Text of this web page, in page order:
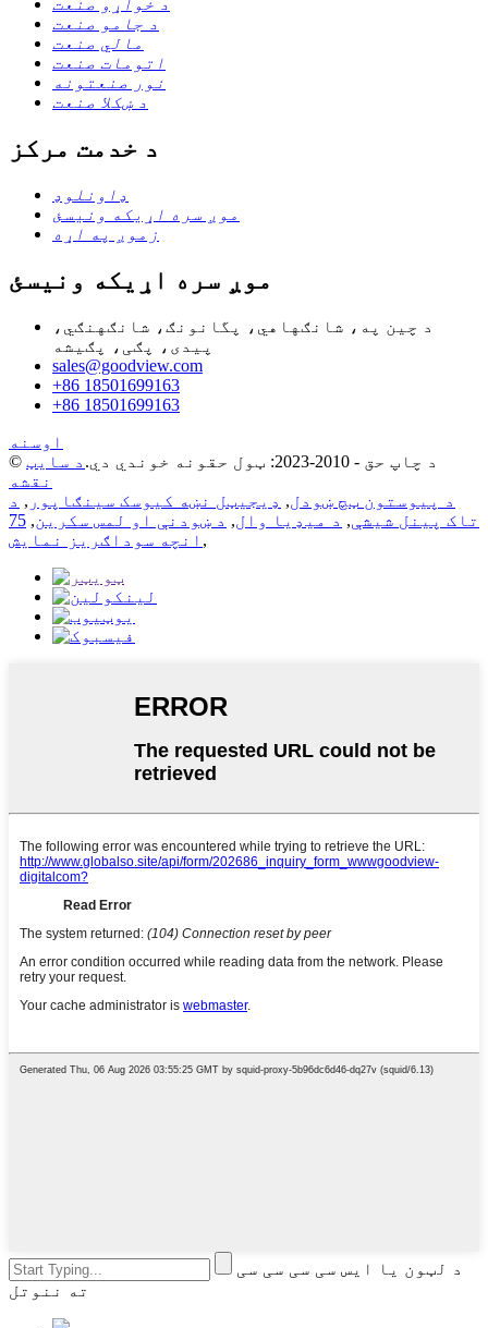
د خواړو صنعت
د جامو صنعت
مالي صنعت
اتومات صنعت
نور صنعتونه
د ښکلا صنعت
د خدمت مرکز
ډاونلوډ
موږ سره اړیکه ونیسئ
زموږ په اړه
موږ سره اړیکه ونیسئ
د چین په، شانګهاهي، پگانونګ، شانګهنګي،
پیدی، پګی، پګیشه
sales@goodview.com
+86 18501699163
+86 18501699163
اوسنه
© د چاپ حق - 2010-2023: ټول حقونه خوندي دي.
د سایټ
نقشه
د پیوستون ټچ ښودل, ډیجیټل نښه کیوسک سینګاپور , د
تاک پینل شیشې, د میډیا وال, د ښودنې او لمس سکرین,
75
انچه سوداګریز نمایش ,
د لټون یا ایس سی سی سی سی
ته ننوتل